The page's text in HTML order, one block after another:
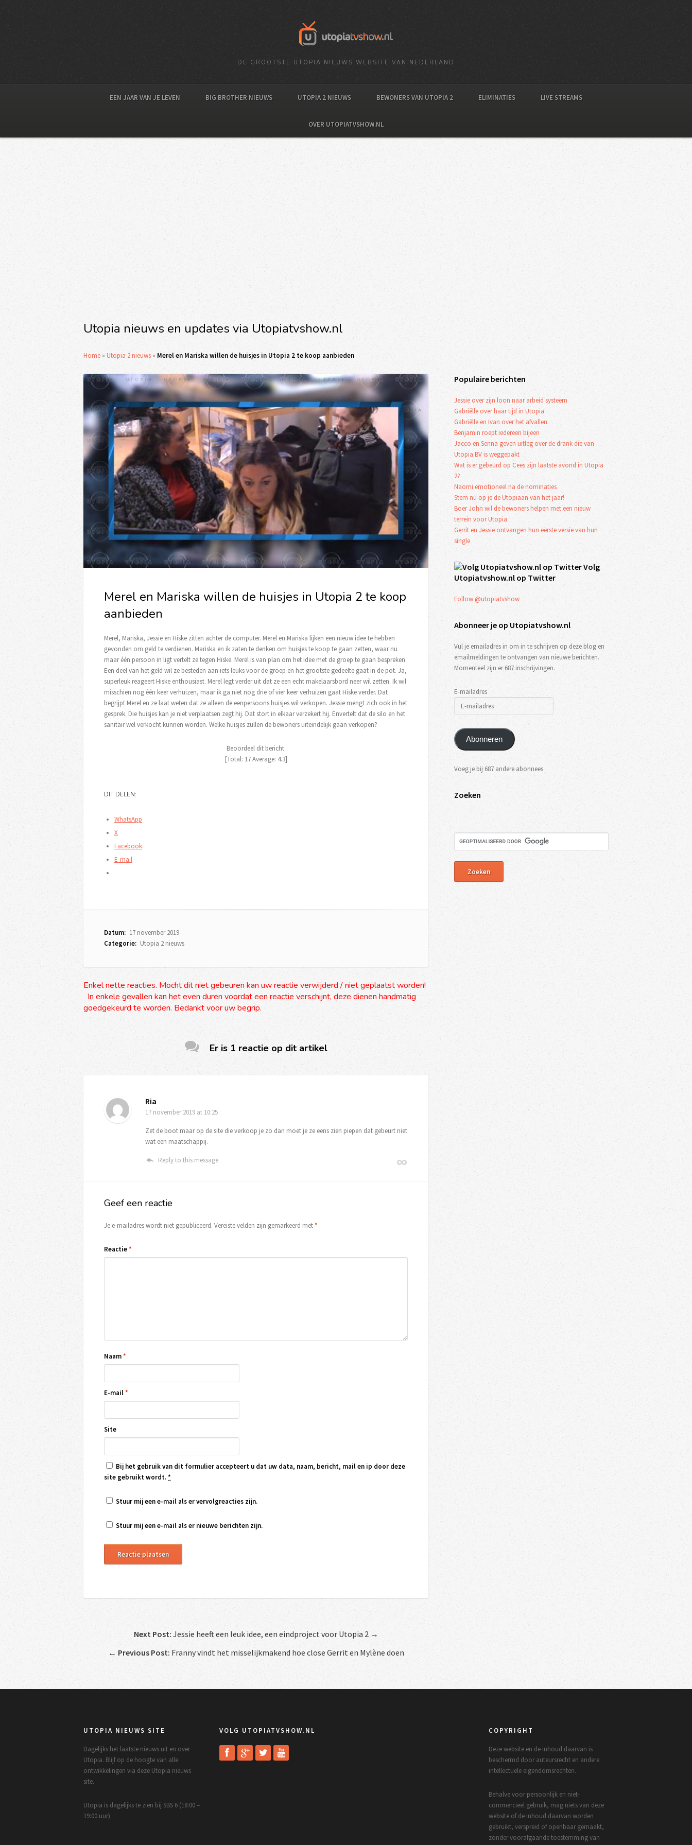
DE GROOTSTE UTOPIA NIEUWS WEBSITE VAN NEDERLAND
EEN JAAR VAN JE LEVEN BIG BROTHER NIEUWS UTOPIA 2 NIEUWS BEWONERS VAN UTOPIA 2 ELIMINATIES LIVE STREAMS
OVER UTOPIATVSHOW.NL
Utopia nieuws en updates via Utopiatvshow.nl
Home » Utopia 2 nieuws » Merel en Mariska willen de huisjes in Utopia 2 te koop aanbieden
Merel en Mariska willen de huisjes in Utopia 2 te koop
aanbieden
Merel, Mariska, Jessie en Hiske zitten achter de computer. Merel en Mariska lijken een nieuw idee te hebben
gevonden om geld te verdienen. Mariska en ik zaten te denken om huisjes te koop te gaan zetten, waar nu
maar één persoon in ligt vertelt ze tegen Hiske. Merel is van plan om het idee met de groep te gaan bespreken.
Een deel van het geld wil ze besteden aan iets leuks voor de groep en het grootste gedeelte gaat in de pot. Ja,
superleuk reageert Hiske enthousiast. Merel legt verder uit dat ze een echt makelaarsbord neer wil zetten. Ik wil
misschien nog één keer verhuizen, maar ik ga niet nog drie of vier keer verhuizen gaat Hiske verder. Dat
begrijpt Merel en ze laat weten dat ze alleen de eenpersoons huisjes wil verkopen. Jessie mengt zich ook in het
gesprek. Die huisjes kan je niet verplaatsen zegt hij. Dat stort in elkaar verzekert hij. Envertelt dat de silo en het
sanitair wel verkocht kunnen worden. Welke huisjes zullen de bewoners uiteindelijk gaan verkopen?
Beoordeel dit bericht:
[Total: 17Average: 4.3]
DIT DELEN:
WhatsApp
X
Facebook
E-mail
Datum: 17 november 2019
Categorie: Utopia 2 nieuws
Enkel nette reacties. Mocht dit niet gebeuren kan uw reactie verwijderd / niet geplaatst worden!
In enkele gevallen kan het even duren voordat een reactie verschijnt, deze dienen handmatig
goedgekeurd te worden. Bedankt voor uw begrip.
Er is 1 reactie op dit artikel
Ria
17 november 2019 at 10:25
Zet de boot maar op de site die verkoop je zo dan moet je ze eens zien piepen dat gebeurt niet
wat een maatschappij.
Reply to this message
Geef een reactie
Je e-mailadres wordt niet gepubliceerd. Vereiste velden zijn gemarkeerd met*
Reactie*
Naam*
E-mail*
Site
Bij het gebruik van dit formulier accepteert u dat uw data, naam, bericht, mail en ip door deze
site gebruikt wordt.*
Stuur mij een e-mail als er vervolgreacties zijn.
Stuur mij een e-mail als er nieuwe berichten zijn.
Next Post: Jessie heeft een leuk idee, een eindproject voor Utopia 2 →
← Previous Post: Franny vindt het misselijkmakend hoe close Gerrit en Mylène doen
Populaire berichten
Jessie over zijn loon naar arbeid systeem
Gabriëlle over haar tijd in Utopia
Gabriëlle en Ivan over het afvallen
Benjamin roept iedereen bijeen
Jacco en Senna geven uitleg over de drank die van
Utopia BV is weggepakt
Wat is er gebeurd op Cees zijn laatste avond in Utopia
2?
Naomi emotioneel na de nominaties
Stem nu op je de Utopiaan van het jaar!
Boer John wil de bewoners helpen met een nieuw
terrein voor Utopia
Gerrit en Jessie ontvangen hun eerste versie van hun
single
Volg
Utopiatvshow.nl op Twitter
Follow @utopiatvshow
Abonneer je op Utopiatvshow.nl
Vul je emailadres in om in te schrijven op deze blog en
emailmeldingen te ontvangen van nieuwe berichten.
Momenteel zijn er 687 inschrijvingen.
E-mailadres
Abonneren
Voeg je bij 687 andere abonnees
Zoeken
UTOPIA NIEUWS SITE
Dagelijks het laatste nieuws uit en over
Utopia. Blijf op de hoogte van alle
ontwikkelingen via deze Utopia nieuws
site.
Utopia is dagelijks te zien bij SBS 6 (18:00 –
19:00 uur).
VOLG UTOPIATVSHOW.NL COPYRIGHT
Deze website en de inhoud daarvan is
beschermd door auteursrecht en andere
intellectuele eigendomsrechten.
Behalve voor persoonlijk en niet-
commercieel gebruik, mag niets van deze
website of de inhoud daarvan worden
gebruikt, verspreid of openbaar gemaakt,
zonder voorafgaande toestemming van